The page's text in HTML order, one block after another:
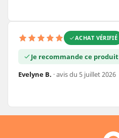
ACHAT VÉRIFIÉ
Je recommande ce produit
Evelyne B. · avis du 5 juillet 2026